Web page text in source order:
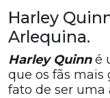
Harley
Arlequina.
Harley Quinné
que os fãs
fato de ser uma